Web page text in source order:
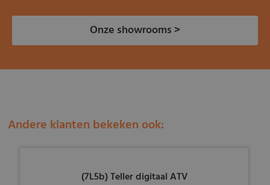
Onze showrooms >
Andere klanten bekeken ook:
(7L5b) Teller digitaal ATV